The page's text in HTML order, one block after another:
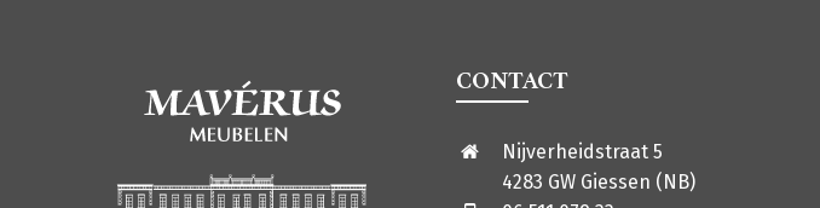
CONTACT
Nijverheidstraat 5
4283 GW Giessen (NB)